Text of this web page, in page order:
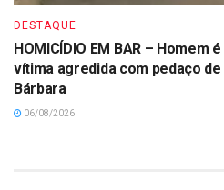
DESTAQUE
HOMICÍDIO EM BAR – Homem
vítima agredida com pedaço
Bárbara
06/08/2026